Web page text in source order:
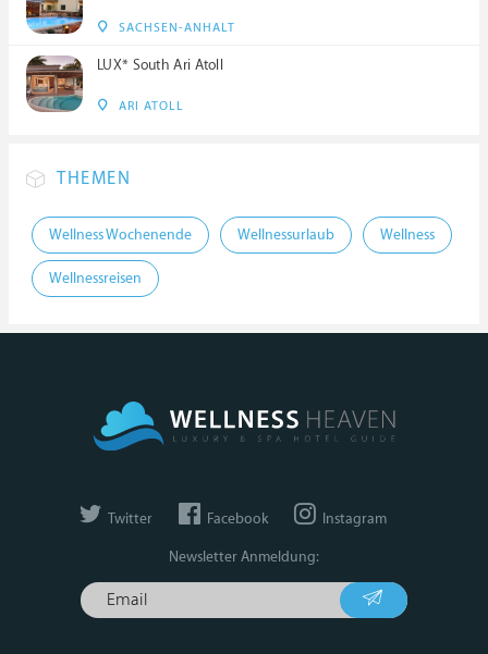
SACHSEN-ANHALT
LUX* South Ari Atoll
ARI ATOLL
THEMEN
Wellness Wochenende Wellnessurlaub Wellness
Wellnessreisen
Twitter Facebook Instagram
Newsletter Anmeldung: